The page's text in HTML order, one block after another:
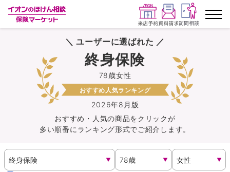
ランキングから探す
保険を比較する
保険会社から探す
イオンカード会員さま専用保険
キャンペーン一覧
＼ ユーザーに選ばれた ／
2026年8月版
78歳女性
終身保険
おすすめ人気ランキング
おすすめ・人気の商品をクリックが
多い順番にランキング形式でご紹介します。